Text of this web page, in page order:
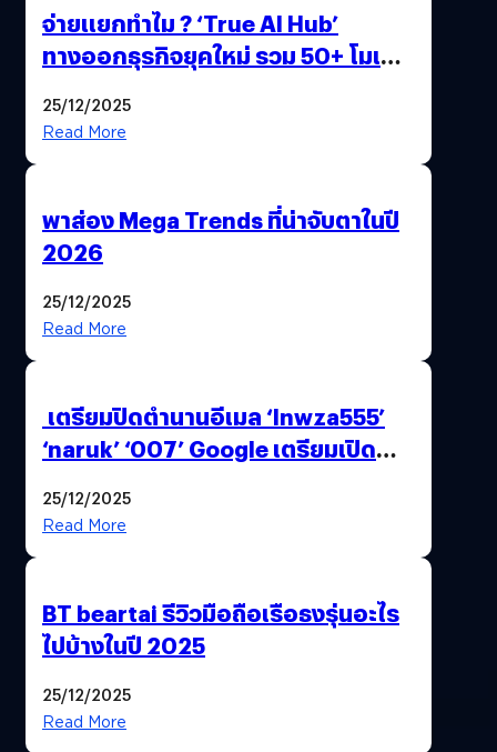
จ่ายแยกทำไม ? ‘True AI Hub’
ทางออกธุรกิจยุคใหม่ รวม 50+ โมเดล
25/12/2025
Read More
พาส่อง Mega Trends ที่น่าจับตาในปี
2026
25/12/2025
Read More
เตรียมปิดตำนานอีเมล ‘lnwza555’
‘naruk’ ‘007’ Google เตรียมเปิด
25/12/2025
Read More
BT beartai รีวิวมือถือเรือธงรุ่นอะไร
ไปบ้างในปี 2025
25/12/2025
Read More